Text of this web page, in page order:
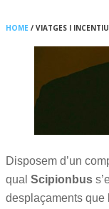
HOME / VIATGES I
Disposem d’un
qual Scipionbus
desplaçaments que